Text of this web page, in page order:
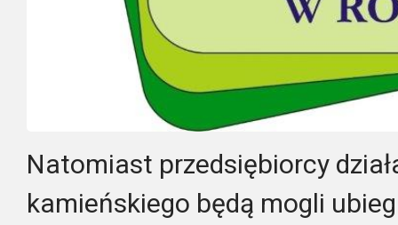
Natomiast przedsiębiorcy
kamieńskiego będą mogli